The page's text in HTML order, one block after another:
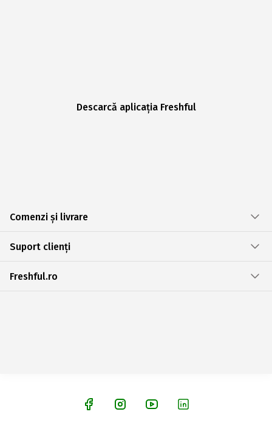
Descarcă aplicația Freshful
Comenzi și livrare
Suport clienți
Freshful.ro